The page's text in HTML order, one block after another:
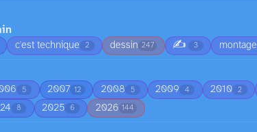
c'est technique 2 dessin 247 ✍️ 3 montage
5 2007 12 2008 5 2009 4 2010 2
8 2025 6 2026 144